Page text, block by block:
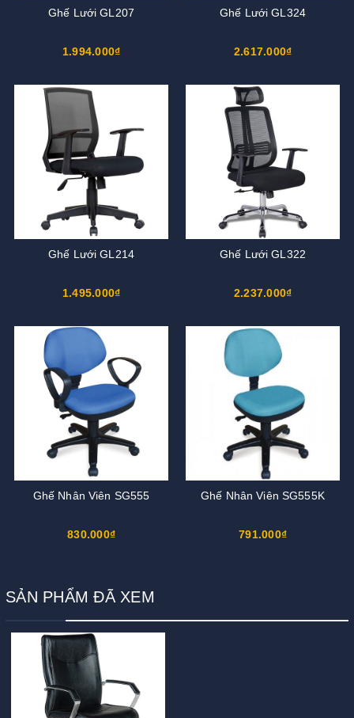
Ghế Lưới GL207
1.994.000₫
Ghế Lưới GL324
2.617.000₫
Ghế Lưới GL214
1.495.000₫
Ghế Lưới GL322
2.237.000₫
Ghế Nhân Viên SG555
830.000₫
Ghế Nhân Viên SG555K
791.000₫
SẢN PHẨM ĐÃ XEM